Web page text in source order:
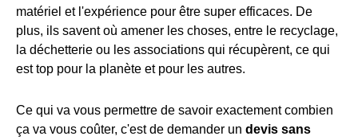
matériel et l'expérience pour être super efficaces. De
plus, ils savent où amener les choses, entre le recyclage,
la déchetterie ou les associations qui récupèrent, ce qui
est top pour la planète et pour les autres.
Ce qui va vous permettre de savoir exactement combien
ça va vous coûter, c'est de demander un devis sans